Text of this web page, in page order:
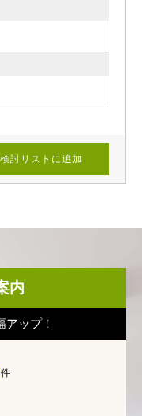
検討リスト に追加
内
ップ！
件